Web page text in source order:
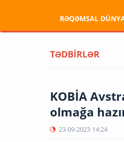
RƏQƏMSAL
TƏDBİRLƏR
KOBİA
olmağa
23-09-2023 14:24